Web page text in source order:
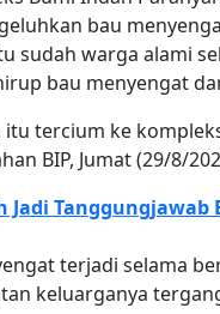
bau
sudah warga alami
bau menyengat
tercium ke
BIP, Jumat (29/8/
Jadi
terjadi selama
keluarganya